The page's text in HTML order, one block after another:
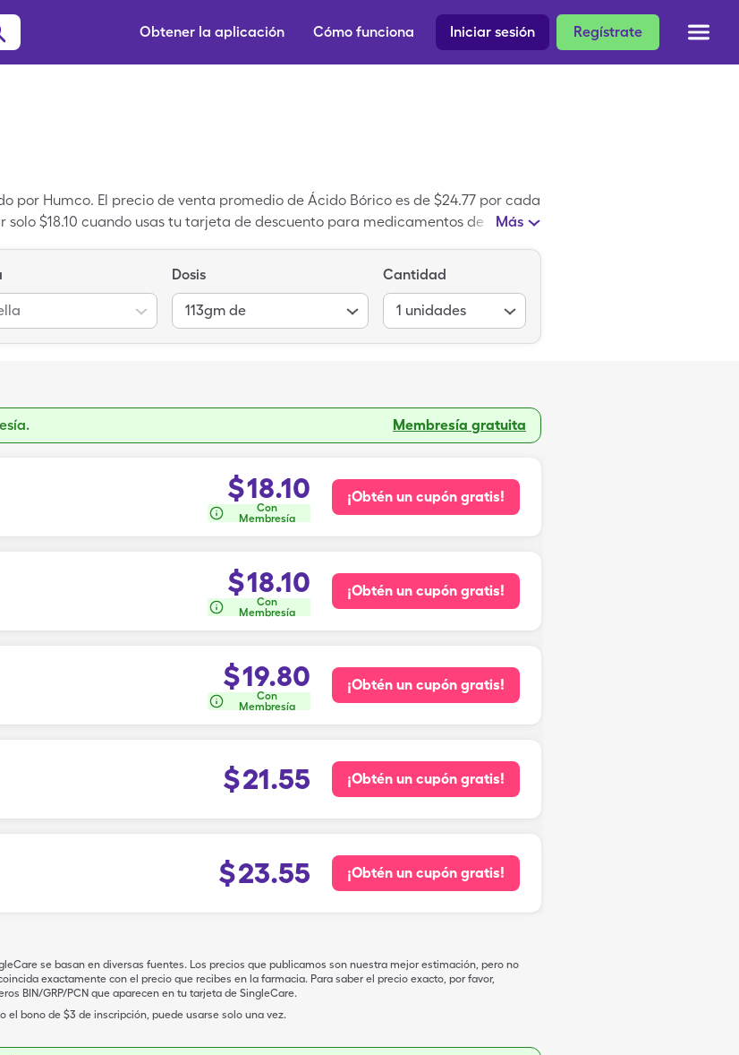
Regístrate
Iniciar sesión
Cómo funciona
Obtener la aplicación
por Humco. El precio de venta promedio de Ácido Bórico es de $24.77 por cada
solo $18.10 cuando usas tu tarjeta de descuento para medicamentos de
Más
Dosis
113gm de
Cantidad
1 unidades
Membresía gratuita
$18.10
Con
Membresía
¡Obtén un cupón gratis!
$18.10
Con
Membresía
¡Obtén un cupón gratis!
$19.80
Con
Membresía
¡Obtén un cupón gratis!
$21.55 ¡Obtén un cupón gratis!
$23.55 ¡Obtén un cupón gratis!
se basan en diversas fuentes. Los precios que publicamos son nuestra mejor estimación, pero no
exactamente con el precio que recibes en la farmacia. Para saber el precio exacto, por favor,
BIN/GRP/PCN que aparecen en tu tarjeta de SingleCare.
el bono de $3 de inscripción, puede usarse solo una vez.